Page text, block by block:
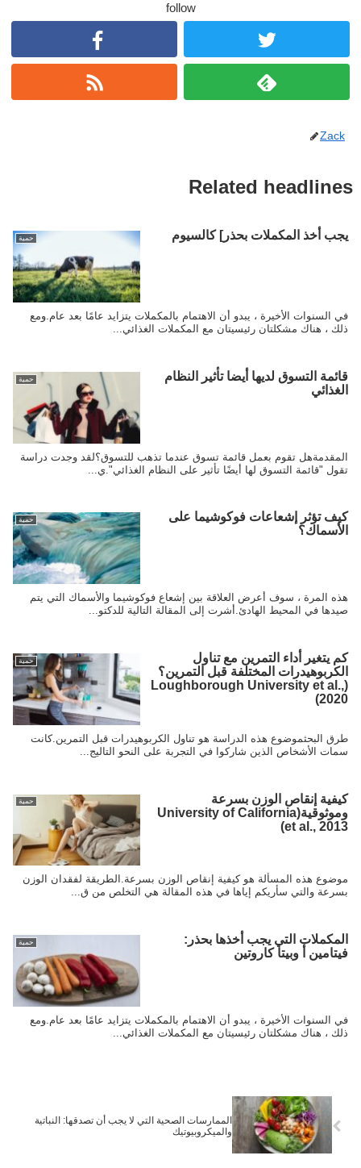
follow
Zack
Related headlines
حمية يجب أخذ المكملات بحذر] كالسيوم
في السنوات الأخيرة ، يبدو أن الاهتمام بالمكملات يتزايد عامًا بعد عام.ومع
ذلك ، هناك مشكلتان رئيسيتان مع المكملات الغذائي...
حمية
قائمة التسوق لديها أيضا تأثير النظام
الغذائي
المقدمةهل تقوم بعمل قائمة تسوق عندما تذهب للتسوق؟لقد وجدت دراسة
تقول "قائمة التسوق لها أيضًا تأثير على النظام الغذائي".ي...
حمية
كيف تؤثر إشعاعات فوكوشيما على
الأسماك؟
هذه المرة ، سوف أعرض العلاقة بين إشعاع فوكوشيما والأسماك التي يتم
صيدها في المحيط الهادئ.أشرت إلى المقالة التالية للدكتو...
حمية
كم يتغير أداء التمرين مع تناول
الكربوهيدرات المختلفة قبل التمرين؟
(Loughborough University et al.,
2020)
طرق البحثموضوع هذه الدراسة هو تناول الكربوهيدرات قبل التمرين.كانت
سمات الأشخاص الذين شاركوا في التجربة على النحو التاليج...
حمية
كيفية إنقاص الوزن بسرعة
وموثوقية(University of California
et al., 2013)
موضوع هذه المسألة هو كيفية إنقاص الوزن بسرعة.الطريقة لفقدان الوزن
بسرعة والتي سأريكم إياها في هذه المقالة هي التخلص من ق...
حمية
المكملات التي يجب أخذها بحذر:
فيتامين أ وبيتا كاروتين
في السنوات الأخيرة ، يبدو أن الاهتمام بالمكملات يتزايد عامًا بعد عام.ومع
ذلك ، هناك مشكلتان رئيسيتان مع المكملات الغذائي...
الممارسات الصحية التي لا يجب أن تصدقها: النباتية
والميكروبيوتيك